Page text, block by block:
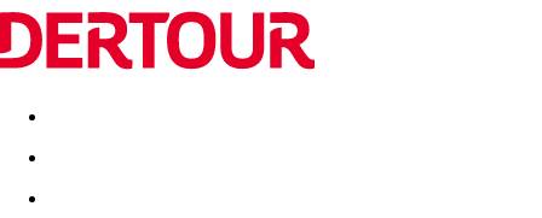
Destinatii Vacanta perfecta OFERTE DE NERATAT